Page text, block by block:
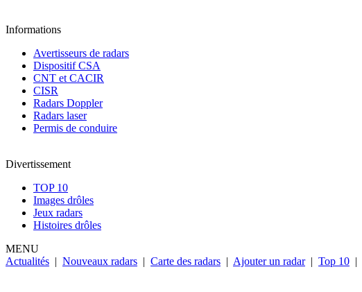
Informations
Avertisseurs de radars
Dispositif CSA
CNT et CACIR
CISR
Radars Doppler
Radars laser
Permis de conduire
Divertissement
TOP 10
Images drôles
Jeux radars
Histoires drôles
MENU
Actualités | Nouveaux radars | Carte des radars | Ajouter un radar | Top 10 |